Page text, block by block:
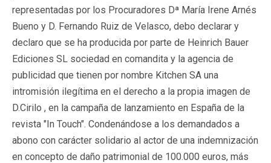
representadas por los Procuradores Dª María Irene Arnés
Bueno y D. Fernando Ruiz de Velasco, debo declarar y
declaro que se ha producida por parte de Heinrich Bauer
Ediciones SL sociedad en comandita y la agencia de
publicidad que tienen por nombre Kitchen SA una
intromisión ilegítima en el derecho a la propia imagen de
D.Cirilo , en la campaña de lanzamiento en España de la
revista "In Touch". Condenándose a los demandados a
abono con carácter solidario al actor de una indemnización
en concepto de daño patrimonial de 100.000 euros, más